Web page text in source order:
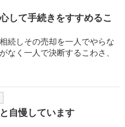
して手続きをすすめるこ
続しその売却を一人でやらな
なく一人で決断するこわさ、
自慢しています